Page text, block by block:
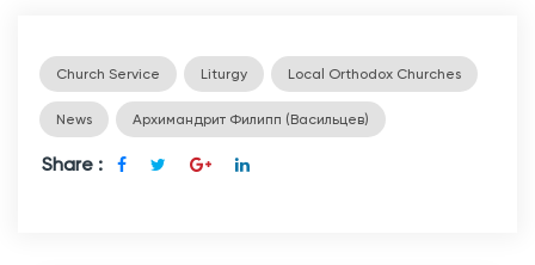
Church Service Liturgy Local Orthodox Churches
News Архимандрит Филипп (Васильцев)
Share :